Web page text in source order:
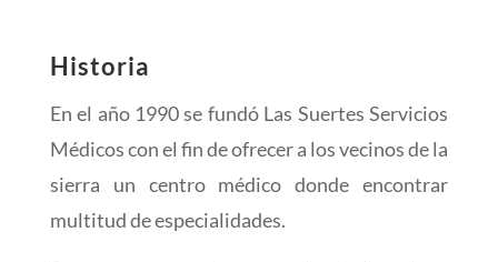
Historia
En el año 1990 se fundó Las Suertes Servicios
Médicos con el fin de ofrecer a los vecinos de la
sierra un centro médico donde encontrar
multitud de especialidades.